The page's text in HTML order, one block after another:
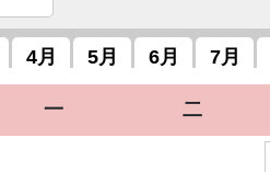
4月 5月 6月 7月
一 二